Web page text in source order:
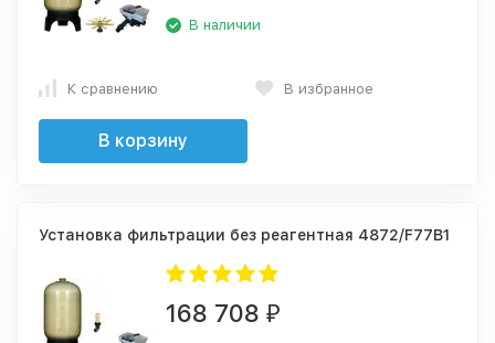
В наличии
К сравнению В избранное
В корзину
Установка фильтрации без реагентная 4872/F77В1
168 708 ₽